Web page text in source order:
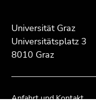
Universität Graz
Universitätsplatz 3
8010 Graz
Anfahrt und Kontakt
Übersicht
Seitenbereiche
Übersicht
Seitenbereiche